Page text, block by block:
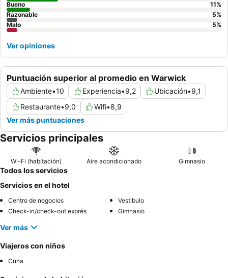
Puntuación superior al promedio en Warwick
Ambiente•10 Experiencia•9,2 Ubicación•9,1
Restaurante•9,0 Wifi•8,9
Ver más puntuaciones
Bueno
11%
Razonable
5%
Malo
5%
Ver opiniones
Servicios principales
Wi-Fi (habitación) Aire acondicionado Gimnasio
Todos los servicios
Servicios en el hotel
Centro de negocios
Vestibulo
Check-in/check-out exprés
Gimnasio
Ver más
Viajeros con niños
Cuna